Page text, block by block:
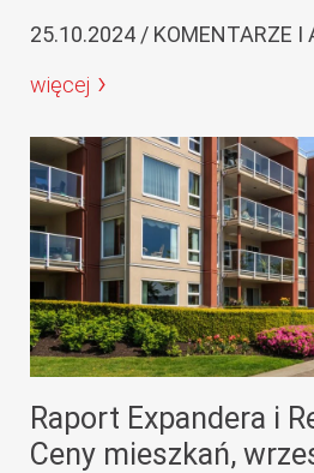
25.10.2024 / KOMENTARZE I
więcej
Raport Expandera i
Ceny mieszkań,